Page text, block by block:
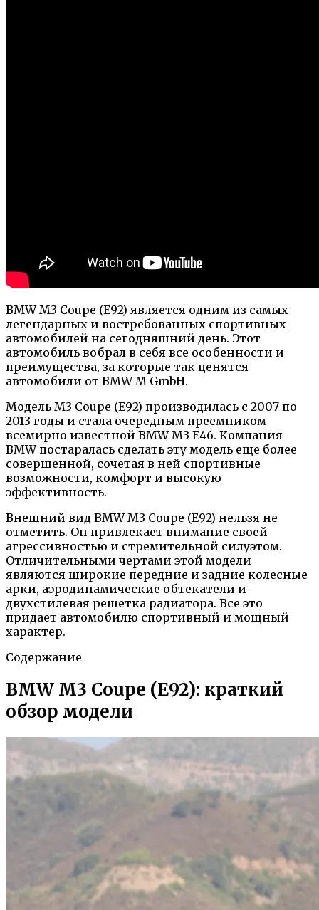
BMW M3 Coupe (E92) является одним из самых
легендарных и востребованных спортивных
автомобилей на сегодняшний день. Этот
автомобиль вобрал в себя все особенности и
преимущества, за которые так ценятся
автомобили от BMW M GmbH.
Модель M3 Coupe (E92) производилась с 2007 по
2013 годы и стала очередным преемником
всемирно известной BMW M3 E46. Компания
BMW постаралась сделать эту модель еще более
совершенной, сочетая в ней спортивные
возможности, комфорт и высокую
эффективность.
Внешний вид BMW M3 Coupe (E92) нельзя не
отметить. Он привлекает внимание своей
агрессивностью и стремительной силуэтом.
Отличительными чертами этой модели
являются широкие передние и задние колесные
арки, аэродинамические обтекатели и
двухстилевая решетка радиатора. Все это
придает автомобилю спортивный и мощный
характер.
Содержание
BMW M3 Coupe (E92): краткий
обзор модели